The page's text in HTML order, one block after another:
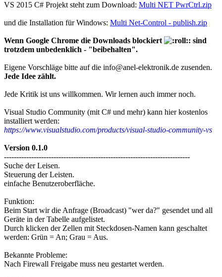
VS 2015 C# Projekt steht zum Download: Multi NET PwrCtrl.zip
und die Installation für Windows: Multi Net-Control - publish.zip
Wenn Google Chrome die Downloads blockiert
: sind
trotzdem unbedenklich - "beibehalten".
Eigene Vorschläge bitte auf die info@anel-elektronik.de zusenden.
Jede Idee zählt.
Jede Kritik ist uns willkommen. Wir lernen auch immer noch.
Visual Studio Community (mit C# und mehr) kann hier kostenlos
installiert werden:
https://www.visualstudio.com/products/visual-studio-community-vs
Version 0.1.0
---------------------------------------------------------------------------
Suche der Leisen.
Steuerung der Leisten.
einfache Benutzeroberfläche.
Funktion:
Beim Start wir die Anfrage (Broadcast) "wer da?" gesendet und all
Geräte in der Tabelle aufgelistet.
Durch klicken der Zellen mit Steckdosen-Namen kann geschaltet
werden: Grün = An; Grau = Aus.
Bekannte Probleme:
Nach Firewall Freigabe muss neu gestartet werden.